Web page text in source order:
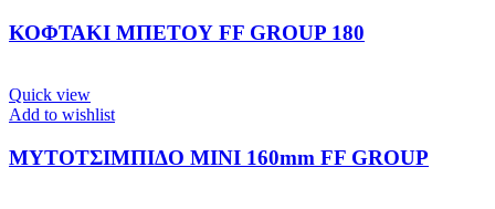
ΚΟΦΤΑΚΙ ΜΠΕΤΟΥ FF GROUP 180
Quick view
Add to wishlist
ΜΥΤΟΤΣΙΜΠΙΔΟ ΜΙΝΙ 160mm FF GROUP